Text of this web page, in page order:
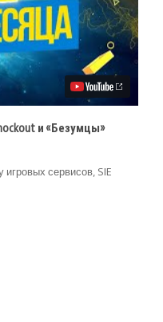
и «Безумцы»
сервисов, SIE